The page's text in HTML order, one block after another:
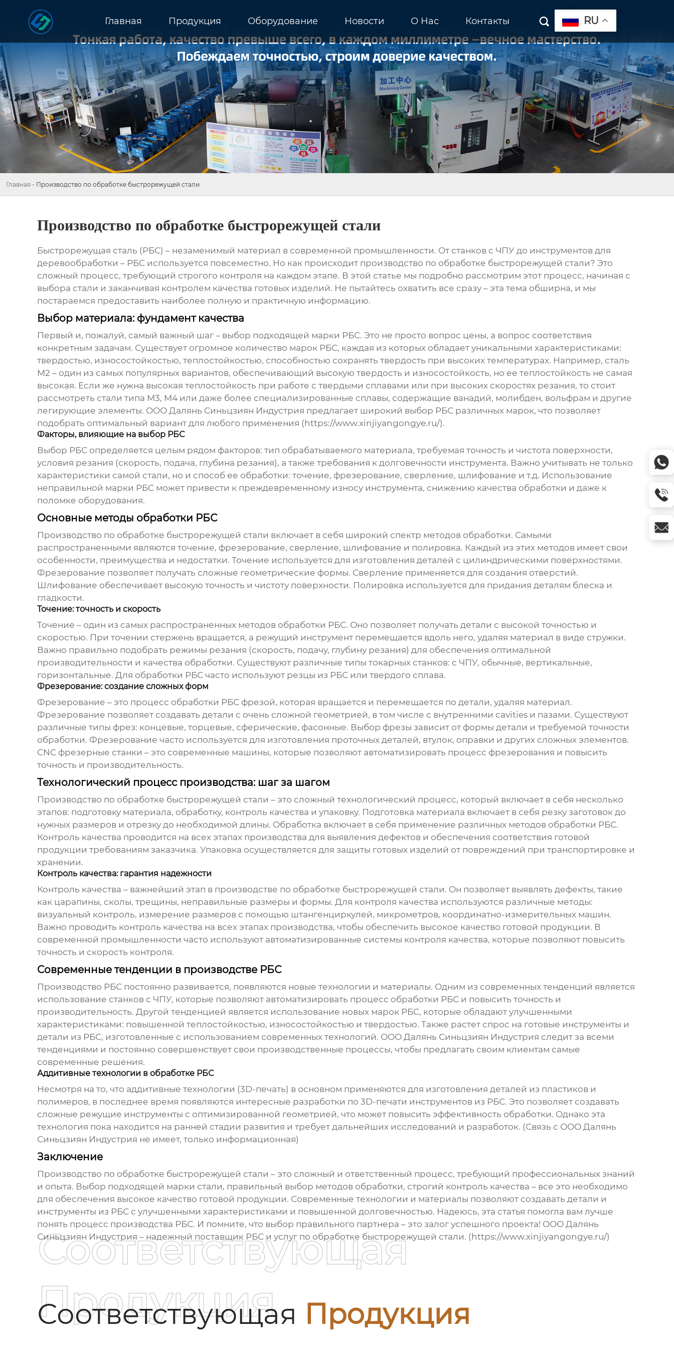
Главная Продукция Оборудование Новости О Hас Контакты  RU
Главная - Производство по обработке быстрорежущей стали
Производство по обработке быстрорежущей стали
Быстрорежущая сталь (РБС) – незаменимый материал в современной промышленности. От станков с ЧПУ до инструментов для
деревообработки – РБС используется повсеместно. Но как происходит производство по обработке быстрорежущей стали? Это
сложный процесс, требующий строгого контроля на каждом этапе. В этой статье мы подробно рассмотрим этот процесс, начиная с
выбора стали и заканчивая контролем качества готовых изделий. Не пытайтесь охватить все сразу – эта тема обширна, и мы
постараемся предоставить наиболее полную и практичную информацию.
Выбор материала: фундамент качества
Первый и, пожалуй, самый важный шаг – выбор подходящей марки РБС. Это не просто вопрос цены, а вопрос соответствия
конкретным задачам. Существует огромное количество марок РБС, каждая из которых обладает уникальными характеристиками:
твердостью, износостойкостью, теплостойкостью, способностью сохранять твердость при высоких температурах. Например, сталь
M2 – один из самых популярных вариантов, обеспечивающий высокую твердость и износостойкость, но ее теплостойкость не самая
высокая. Если же нужна высокая теплостойкость при работе с твердыми сплавами или при высоких скоростях резания, то стоит
рассмотреть стали типа M3, M4 или даже более специализированные сплавы, содержащие ванадий, молибден, вольфрам и другие
легирующие элементы. ООО Далянь Синьцзиян Индустрия предлагает широкий выбор РБС различных марок, что позволяет
подобрать оптимальный вариант для любого применения (https://www.xinjiyangongye.ru/).
Факторы, влияющие на выбор РБС
Выбор РБС определяется целым рядом факторов: тип обрабатываемого материала, требуемая точность и чистота поверхности,
условия резания (скорость, подача, глубина резания), а также требования к долговечности инструмента. Важно учитывать не только
характеристики самой стали, но и способ ее обработки: точение, фрезерование, сверление, шлифование и т.д. Использование
неправильной марки РБС может привести к преждевременному износу инструмента, снижению качества обработки и даже к
поломке оборудования.
Основные методы обработки РБС
Производство по обработке быстрорежущей стали включает в себя широкий спектр методов обработки. Самыми
распространенными являются точение, фрезерование, сверление, шлифование и полировка. Каждый из этих методов имеет свои
особенности, преимущества и недостатки. Точение используется для изготовления деталей с цилиндрическими поверхностями.
Фрезерование позволяет получать сложные геометрические формы. Сверление применяется для создания отверстий.
Шлифование обеспечивает высокую точность и чистоту поверхности. Полировка используется для придания деталям блеска и
гладкости.
Точение: точность и скорость
Точение – один из самых распространенных методов обработки РБС. Оно позволяет получать детали с высокой точностью и
скоростью. При точении стержень вращается, а режущий инструмент перемещается вдоль него, удаляя материал в виде стружки.
Важно правильно подобрать режимы резания (скорость, подачу, глубину резания) для обеспечения оптимальной
производительности и качества обработки. Существуют различные типы токарных станков: с ЧПУ, обычные, вертикальные,
горизонтальные. Для обработки РБС часто используют резцы из РБС или твердого сплава.
Фрезерование: создание сложных форм
Фрезерование – это процесс обработки РБС фрезой, которая вращается и перемещается по детали, удаляя материал.
Фрезерование позволяет создавать детали с очень сложной геометрией, в том числе с внутренними cavities и пазами. Существуют
различные типы фрез: концевые, торцевые, сферические, фасонные. Выбор фрезы зависит от формы детали и требуемой точности
обработки. Фрезерование часто используется для изготовления проточных деталей, втулок, оправки и других сложных элементов.
CNC фрезерные станки – это современные машины, которые позволяют автоматизировать процесс фрезерования и повысить
точность и производительность.
Технологический процесс производства: шаг за шагом
Производство по обработке быстрорежущей стали – это сложный технологический процесс, который включает в себя несколько
этапов: подготовку материала, обработку, контроль качества и упаковку. Подготовка материала включает в себя резку заготовок до
нужных размеров и отрезку до необходимой длины. Обработка включает в себя применение различных методов обработки РБС.
Контроль качества проводится на всех этапах производства для выявления дефектов и обеспечения соответствия готовой
продукции требованиям заказчика. Упаковка осуществляется для защиты готовых изделий от повреждений при транспортировке и
хранении.
Контроль качества: гарантия надежности
Контроль качества – важнейший этап в производстве по обработке быстрорежущей стали. Он позволяет выявлять дефекты, такие
как царапины, сколы, трещины, неправильные размеры и формы. Для контроля качества используются различные методы:
визуальный контроль, измерение размеров с помощью штангенциркулей, микрометров, координатно-измерительных машин.
Важно проводить контроль качества на всех этапах производства, чтобы обеспечить высокое качество готовой продукции. В
современной промышленности часто используют автоматизированные системы контроля качества, которые позволяют повысить
точность и скорость контроля.
Современные тенденции в производстве РБС
Производство РБС постоянно развивается, появляются новые технологии и материалы. Одним из современных тенденций является
использование станков с ЧПУ, которые позволяют автоматизировать процесс обработки РБС и повысить точность и
производительность. Другой тенденцией является использование новых марок РБС, которые обладают улучшенными
характеристиками: повышенной теплостойкостью, износостойкостью и твердостью. Также растет спрос на готовые инструменты и
детали из РБС, изготовленные с использованием современных технологий. ООО Далянь Синьцзиян Индустрия следит за всеми
тенденциями и постоянно совершенствует свои производственные процессы, чтобы предлагать своим клиентам самые
современные решения.
Аддитивные технологии в обработке РБС
Несмотря на то, что аддитивные технологии (3D-печать) в основном применяются для изготовления деталей из пластиков и
полимеров, в последнее время появляются интересные разработки по 3D-печати инструментов из РБС. Это позволяет создавать
сложные режущие инструменты с оптимизированной геометрией, что может повысить эффективность обработки. Однако эта
технология пока находится на ранней стадии развития и требует дальнейших исследований и разработок. (Связь с ООО Далянь
Синьцзиян Индустрия не имеет, только информационная)
Заключение
Производство по обработке быстрорежущей стали – это сложный и ответственный процесс, требующий профессиональных знаний
и опыта. Выбор подходящей марки стали, правильный выбор методов обработки, строгий контроль качества – все это необходимо
для обеспечения высокое качество готовой продукции. Современные технологии и материалы позволяют создавать детали и
инструменты из РБС с улучшенными характеристиками и повышенной долговечностью. Надеюсь, эта статья помогла вам лучше
понять процесс производства РБС. И помните, что выбор правильного партнера – это залог успешного проекта! ООО Далянь
Синьцзиян Индустрия – надежный поставщик РБС и услуг по обработке быстрорежущей стали. (https://www.xinjiyangongye.ru/)
Соответствующая Продукция
Соответствующая
Продукция